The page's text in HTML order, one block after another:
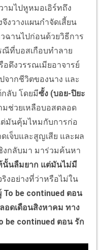
ามไปหูหมอเอิร์ทถึง
งวางแผนกำจัดเสี้ยน
ฉานไปก่อนด้วยวิธีการ
ณีที่บอสเกือบทำลาย
ดึงวรรณเมียอาจารย์
จากชีวิตของนาง และ
กลับ โดยมีซั้ง (บอย-ปิยะ
ช่วยเหลือบอสตลอด
ต่มันคุ้มไหมกับการก่อ
เจ็บและสูญเสีย และผล
กลับมา มาร่วมค้นหา
นั้นลืมยาก แต่มันไม่มี
ริงอย่างที่ว่าหรือไม่ใน
To be continued ตอน
อดเดือนสิงหาคม ทาง
be continued ตอน รัก